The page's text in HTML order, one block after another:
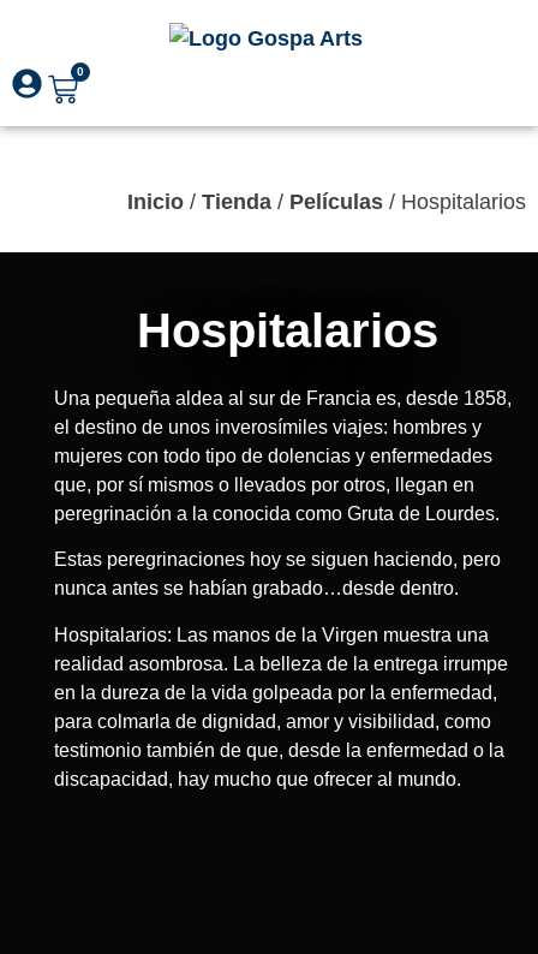
0
Inicio / Tienda / Películas / Hospitalarios
Hospitalarios
Una pequeña aldea al sur de Francia es, desde 1858,
el destino de unos inverosímiles viajes: hombres y
mujeres con todo tipo de dolencias y enfermedades
que, por sí mismos o llevados por otros, llegan en
peregrinación a la conocida como Gruta de Lourdes.
Estas peregrinaciones hoy se siguen haciendo, pero
nunca antes se habían grabado…desde dentro.
Hospitalarios: Las manos de la Virgen muestra una
realidad asombrosa. La belleza de la entrega irrumpe
en la dureza de la vida golpeada por la enfermedad,
para colmarla de dignidad, amor y visibilidad, como
testimonio también de que, desde la enfermedad o la
discapacidad, hay mucho que ofrecer al mundo.